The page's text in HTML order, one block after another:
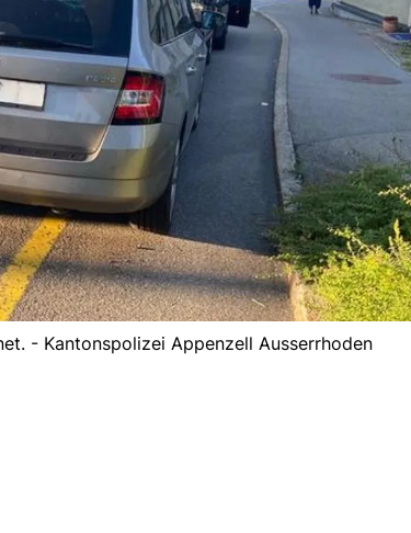
- Kantonspolizei Appenzell Ausserrhoden